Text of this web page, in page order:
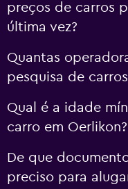
preços de carros
última vez?
Quantas
pesquisa de
Qual é a idade
carro em Oerlikon?
De que
preciso para